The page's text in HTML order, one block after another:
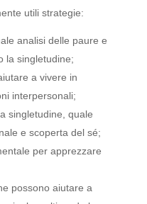
utili strategie:
analisi delle paure e
la singletudine;
a vivere in
interpersonali;
singletudine, quale
e scoperta del sé;
per apprezzare
possono aiutare a